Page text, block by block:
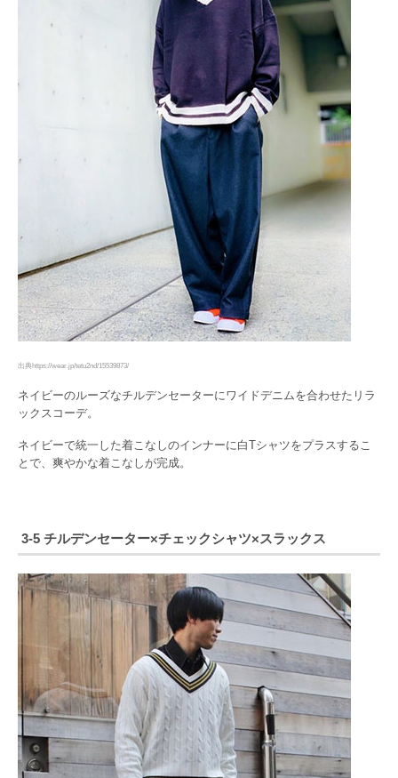
出典https://wear.jp/tetu2nd/15539873/
ネイビーのルーズなチルデンセーターにワイドデニムを合わせたリラ
ックスコーデ。
ネイビーで統一した着こなしのインナーに白Tシャツをプラスするこ
とで、爽やかな着こなしが完成。
3-5 チルデンセーター×チェックシャツ×スラックス